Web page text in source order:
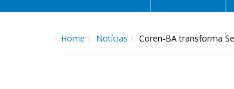
Home Notícias Coren-BA transforma